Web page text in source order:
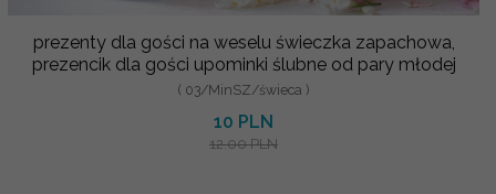
prezenty dla gości na weselu świeczka zapachowa,
prezencik dla gości upominki ślubne od pary młodej
( 03/MinSZ/świeca )
10 PLN
12.00 PLN